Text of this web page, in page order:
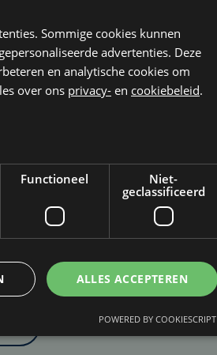
in dit artikel?
Sommige cookies kunnen
advertenties. Deze
en analytische cookies om
over ons privacy- en cookiebeleid.
Functioneel
Niet-
geclassificeerd
ALLES ACCEPTEREN
POWERED BY COOKIESCRIPT